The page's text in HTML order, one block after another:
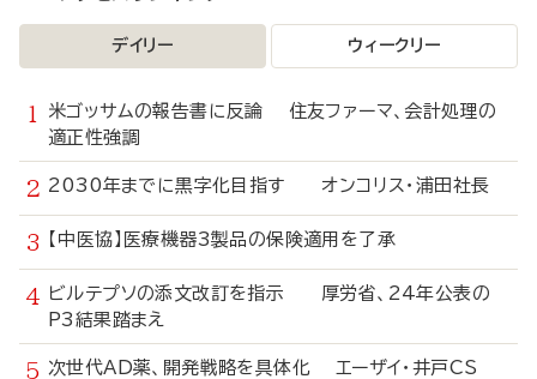
デイリー ウィークリー
米ゴッサムの報告書に反論 住友ファーマ、会計処理の
適正性強調
2030年までに黒字化目指す オンコリス・浦田社長
【中医協】医療機器3製品の保険適用を了承
ビルテプソの添文改訂を指示 厚労省、24年公表の
P3結果踏まえ
次世代AD薬、開発戦略を具体化 エーザイ・井戸CS